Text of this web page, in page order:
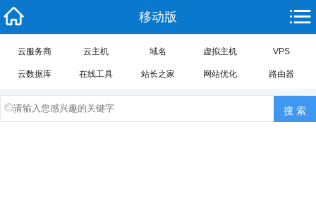
移动版
云服务商 云主机 域名 虚拟主机 VPS
云数据库 在线工具 站长之家 网站优化 路由器